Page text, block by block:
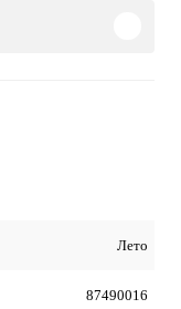
Лето
87490016